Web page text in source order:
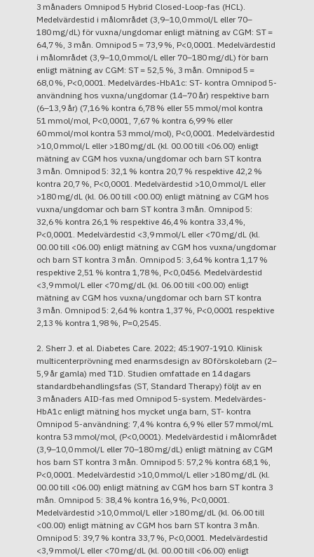
3 månaders Omnipod 5 Hybrid Closed-Loop-fas (HCL).
Medelvärdestid i målområdet (3,9–10,0 mmol/L eller 70–
180 mg/dL) för vuxna/ungdomar enligt mätning av CGM: ST =
64,7 %, 3 mån. Omnipod 5 = 73,9 %, P<0,0001. Medelvärdestid
i målområdet (3,9–10,0 mmol/L eller 70–180 mg/dL) för barn
enligt mätning av CGM: ST = 52,5 %, 3 mån. Omnipod 5 =
68,0 %, P<0,0001. Medelvärdes-HbA1c: ST- kontra Omnipod 5-
användning hos vuxna/ungdomar (14–70 år) respektive barn
(6–13,9 år) (7,16 % kontra 6,78 % eller 55 mmol/mol kontra
51 mmol/mol, P<0,0001, 7,67 % kontra 6,99 % eller
60 mmol/mol kontra 53 mmol/mol), P<0,0001. Medelvärdestid
>10,0 mmol/L eller >180 mg/dL (kl. 00.00 till <06.00) enligt
mätning av CGM hos vuxna/ungdomar och barn ST kontra
3 mån. Omnipod 5: 32,1 % kontra 20,7 % respektive 42,2 %
kontra 20,7 %, P<0,0001. Medelvärdestid >10,0 mmol/L eller
>180 mg/dL (kl. 06.00 till <00.00) enligt mätning av CGM hos
vuxna/ungdomar och barn ST kontra 3 mån. Omnipod 5:
32,6 % kontra 26,1 % respektive 46,4 % kontra 33,4 %,
P<0,0001. Medelvärdestid <3,9 mmol/L eller <70 mg/dL (kl.
00.00 till <06.00) enligt mätning av CGM hos vuxna/ungdomar
och barn ST kontra 3 mån. Omnipod 5: 3,64 % kontra 1,17 %
respektive 2,51 % kontra 1,78 %, P<0,0456. Medelvärdestid
<3,9 mmol/L eller <70 mg/dL (kl. 06.00 till <00.00) enligt
mätning av CGM hos vuxna/ungdomar och barn ST kontra
3 mån. Omnipod 5: 2,64 % kontra 1,37 %, P<0,0001 respektive
2,13 % kontra 1,98 %, P=0,2545.
2. Sherr J. et al. Diabetes Care. 2022; 45:1907-1910. Klinisk
multicenterprövning med enarmsdesign av 80 förskolebarn (2–
5,9 år gamla) med T1D. Studien omfattade en 14 dagars
standardbehandlingsfas (ST, Standard Therapy) följt av en
3 månaders AID-fas med Omnipod 5-system. Medelvärdes-
HbA1c enligt mätning hos mycket unga barn, ST- kontra
Omnipod 5-användning: 7,4 % kontra 6,9 % eller 57 mmol/mL
kontra 53 mmol/mol, (P<0,0001). Medelvärdestid i målområdet
(3,9–10,0 mmol/L eller 70–180 mg/dL) enligt mätning av CGM
hos barn ST kontra 3 mån. Omnipod 5: 57,2 % kontra 68,1 %,
P<0,0001. Medelvärdestid >10,0 mmol/L eller >180 mg/dL (kl.
00.00 till <06.00) enligt mätning av CGM hos barn ST kontra 3
mån. Omnipod 5: 38,4 % kontra 16,9 %, P<0,0001.
Medelvärdestid >10,0 mmol/L eller >180 mg/dL (kl. 06.00 till
<00.00) enligt mätning av CGM hos barn ST kontra 3 mån.
Omnipod 5: 39,7 % kontra 33,7 %, P<0,0001. Medelvärdestid
<3,9 mmol/L eller <70 mg/dL (kl. 00.00 till <06.00) enligt